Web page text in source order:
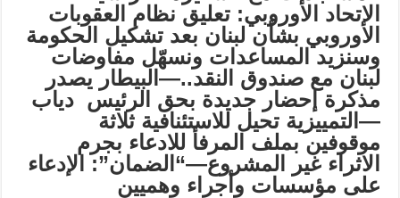
الاتحاد الأوروبي: تعليق نظام العقوبات
الأوروبي بشأن لبنان بعد تشكيل الحكومة
وسنزيد المساعدات ونسهّل مفاوضات
لبنان مع صندوق النقد..—البيطار يصدر
مذكرة إحضار جديدة بحق الرئيس دياب
—التمييزية تحيل للاستئنافية ثلاثة
موقوفين بملف المرفأ للادعاء بجرم
الاثراء غير المشروع—“ الضمان”: الإدعاء
على مؤسسات وأجراء وهميين